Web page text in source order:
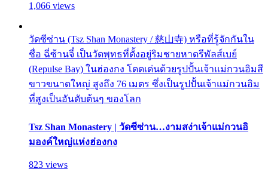
1,066 views
วัดซีซ่าน (Tsz Shan Monastery / 慈山寺) หรือที่รู้จักกันใน
ชื่อ ฉี่ซ้านจี๋ เป็นวัดพุทธที่ตั้งอยู่ริมชายหาดรีพัลส์เบย์
(Repulse Bay) ในฮ่องกง โดดเด่นด้วยรูปปั้นเจ้าแม่กวนอิมสี
ขาวขนาดใหญ่ สูงถึง 76 เมตร ซึ่งเป็นรูปปั้นเจ้าแม่กวนอิม
ที่สูงเป็นอันดับต้นๆ ของโลก
Tsz Shan Monastery | วัดซีซ่าน…งามสง่าเจ้าแม่กวนอิ
มองค์ใหญ่แห่งฮ่องกง
823 views